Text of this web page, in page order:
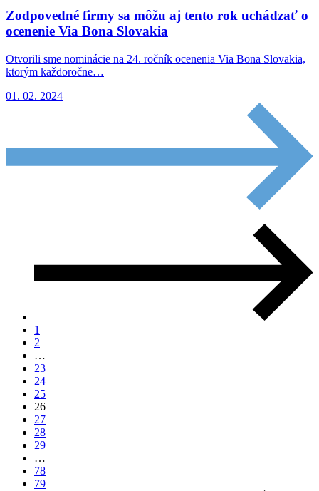
Zodpovedné firmy sa môžu aj tento rok uchádzať o
ocenenie Via Bona Slovakia
Otvorili sme nominácie na 24. ročník ocenenia Via Bona Slovakia,
ktorým každoročne…
01. 02. 2024
1
2
…
23
24
25
26
27
28
29
…
78
79